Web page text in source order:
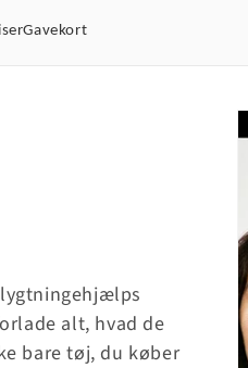
Gavekort
alt, hvad de
bare tøj, du køber